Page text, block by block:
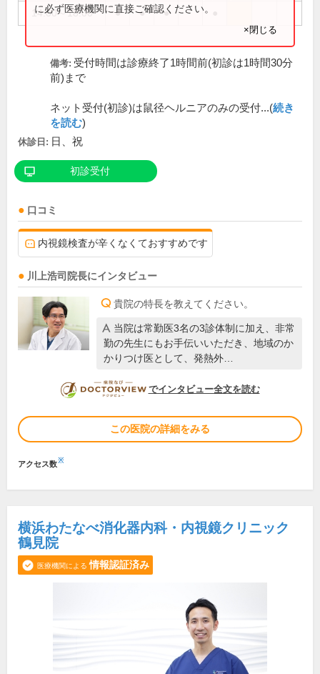
14:00～18:00 ● ● ●
に必ず医療機関に直接ご確認ください。
×閉じる
備考: 受付時間は診療終了1時間前(初診は1時間30分
前)まで
ネット受付(初診)は鼠径ヘルニアのみの受付...(続き
を読む)
休診日: 日、祝
初診受付
口コミ
内視鏡検査が辛くなくておすすめです
川上浩司 院長にインタビュー
貴院の特長を教えてください。
当院は常勤医3名の3診体制に加え、非常
勤の先生にもお手伝いいただき、地域のか
かりつけ医として、発熱外…
DOCTORVIEW
でインタビュー全文を読む
この医院の詳細をみる
アクセス数※
横浜わたなべ消化器内科・内視鏡クリニック
鶴見院
医療機関による 情報認証済み